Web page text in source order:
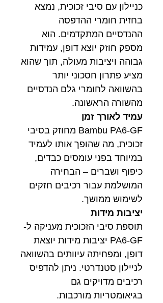
כניילון עם סיבי זכוכית, נמצא
בחזית חומרי ההדפסה
ההנדסיים המתקדמים. הוא
מספק חוזק יוצא דופן, עמידות
גבוהה ויציבות מעולה, תוך שהוא
מציע פתרון חסכוני יותר
בהשוואה לחומרי גלם הנדסיים
מהשורה הראשונה.
עמיד לאורך זמן
Bambu PA6-GF מחוזק בסיבי
זכוכית, מה שהופך אותו לעמיד
במיוחד בפני עומסים כבדים,
כיפוף ושברים – הבחירה
המושלמת עבור רכיבים חזקים
לשימוש ממושך.
יציבות מידות
תוספת סיבי הזכוכית מעניקה ל-
PA6-GF יציבות מידות יוצאת
דופן, ומפחיתה עיוותים בהשוואה
לניילון סטנדרטי. ניתן להדפיס
רכיבים מדויקים גם
בגיאומטריות מורכבות.